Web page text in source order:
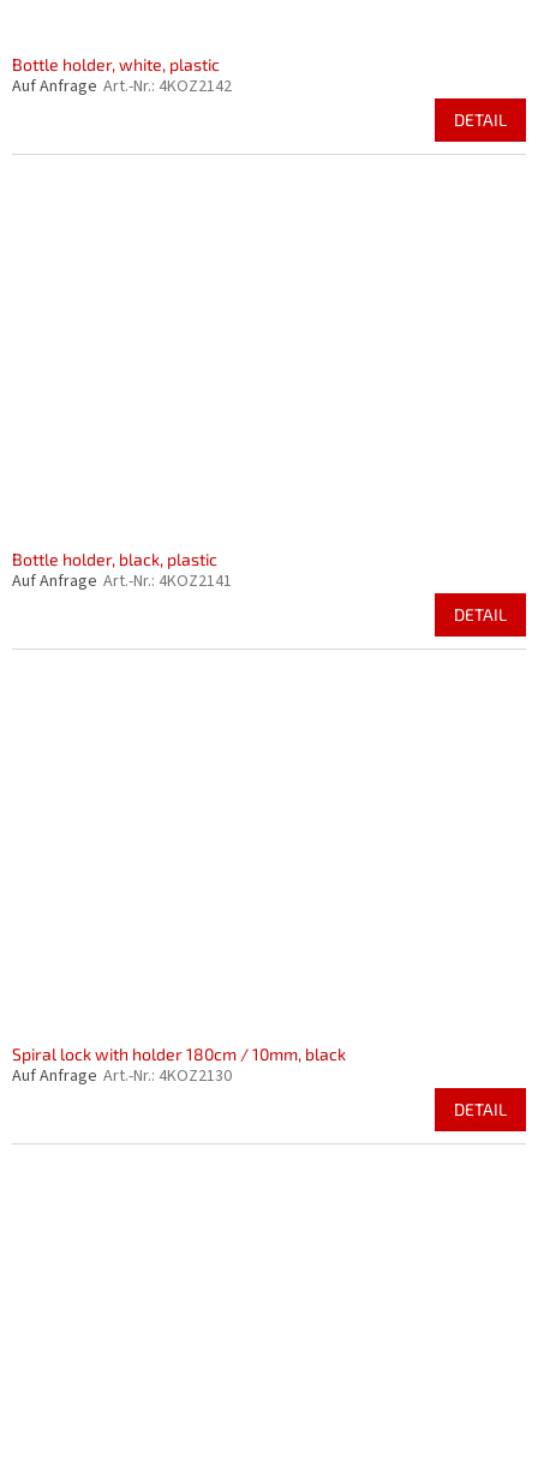
Bottle holder, white, plastic
Auf Anfrage Art.-Nr.: 4KOZ2142
DETAIL
Bottle holder, black, plastic
Auf Anfrage Art.-Nr.: 4KOZ2141
DETAIL
Spiral lock with holder 180cm / 10mm, black
Auf Anfrage Art.-Nr.: 4KOZ2130
DETAIL